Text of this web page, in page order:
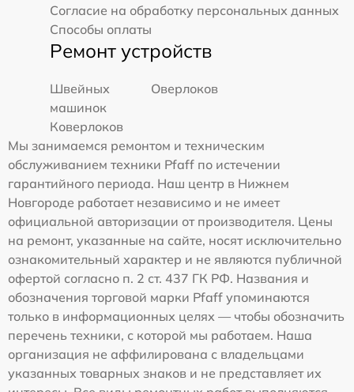
Согласие на обработку персональных данных
Способы оплаты
Ремонт устройств
Швейных
машинок
Оверлоков
Коверлоков
Мы занимаемся ремонтом и техническим
обслуживанием техники Pfaff по истечении
гарантийного периода. Наш центр в Нижнем
Новгороде работает независимо и не имеет
официальной авторизации от производителя. Цены
на ремонт, указанные на сайте, носят исключительно
ознакомительный характер и не являются публичной
офертой согласно п. 2 ст. 437 ГК РФ. Названия и
обозначения торговой марки Pfaff упоминаются
только в информационных целях — чтобы обозначить
перечень техники, с которой мы работаем. Наша
организация не аффилирована с владельцами
указанных товарных знаков и не представляет их